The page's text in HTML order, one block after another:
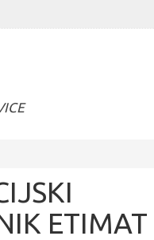
ETIMAT